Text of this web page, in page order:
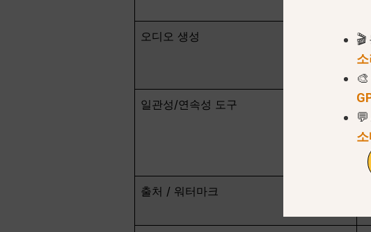
오디오 생성
일관성/연속성 도구
출처 / 워터마크